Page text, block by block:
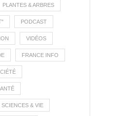
PLANTES & ARBRES
PODCAST
VIDÉOS
FRANCE INFO
SCIENCES & VIE